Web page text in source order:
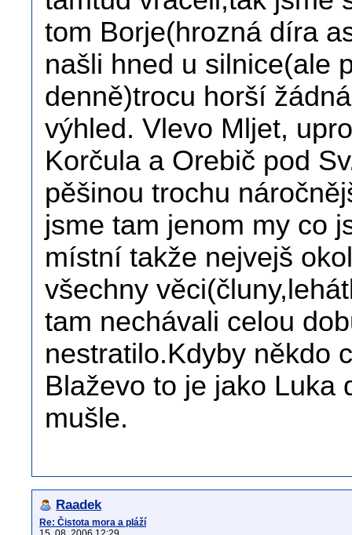
tom Borje(hrozná díra
našli hned u silnice(ale
denně)trocu horší
výhled. Vlevo Mljet,
Korčula a Orebič pod
pěšinou trochu
jsme tam jenom my co
místní takže nejvejš
všechny
tam nechávali celou
nestratilo.Kdyby někdo
Blaževo to je jako Luka
mušle.
Raadek
Re: Čistota mora a pláží